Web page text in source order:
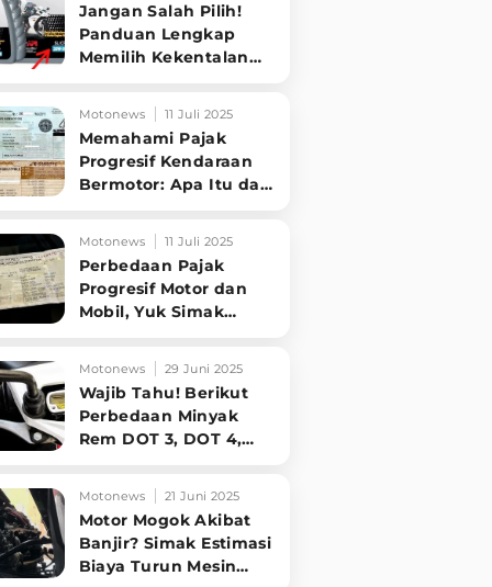
Jangan Salah Pilih!
Panduan Lengkap
Memilih Kekentalan
Kondisi Mesin
Motonews 11 Juli 2025
Memahami Pajak
Progresif Kendaraan
Bermotor: Apa Itu dan
Simak Penjelasannya
Motonews 11 Juli 2025
Perbedaan Pajak
Progresif Motor dan
Mobil, Yuk Simak
Singkatnya!
Motonews 29 Juni 2025
Wajib Tahu! Berikut
Perbedaan Minyak
Rem DOT 3, DOT 4,
Motor Anda
Motonews 21 Juni 2025
Motor Mogok Akibat
Banjir? Simak Estimasi
Biaya Turun Mesin